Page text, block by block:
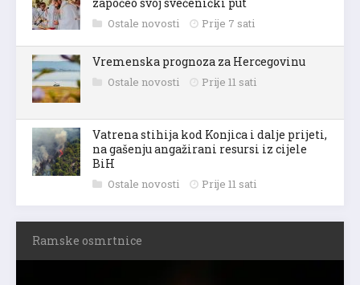
Ostale novosti Prije 7 sati
Vremenska prognoza za Hercegovinu
Ostale novosti Prije 11 sati
Vatrena stihija kod Konjica i dalje prijeti,
na gašenju angažirani resursi iz cijele
BiH
Ostale novosti Prije 11 sati
Ramske osmrtnice